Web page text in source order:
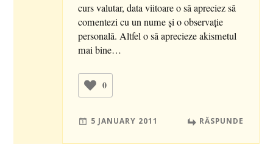
curs valutar, data viitoare o să apreciez să
comentezi cu un nume şi o observaţie
personală. Altfel o să aprecieze akismetul
mai bine…
0
5 JANUARY 2011 RĂSPUNDE